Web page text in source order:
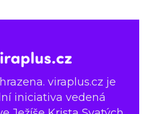
viraplus.cz je
iniciativa vedená